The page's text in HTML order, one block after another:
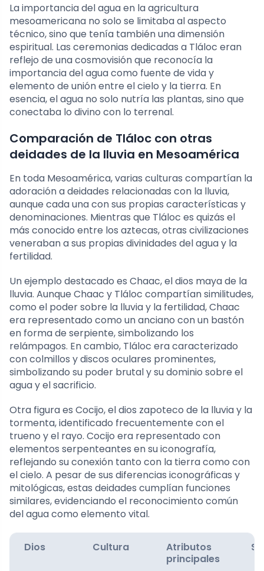
La importancia del agua en la agricultura
mesoamericana no solo se limitaba al aspecto
técnico, sino que tenía también una dimensión
espiritual. Las ceremonias dedicadas a Tláloc eran
reflejo de una cosmovisión que reconocía la
importancia del agua como fuente de vida y
elemento de unión entre el cielo y la tierra. En
esencia, el agua no solo nutría las plantas, sino que
conectaba lo divino con lo terrenal.
Comparación de Tláloc con otras
deidades de la lluvia en Mesoamérica
En toda Mesoamérica, varias culturas compartían la
adoración a deidades relacionadas con la lluvia,
aunque cada una con sus propias características y
denominaciones. Mientras que Tláloc es quizás el
más conocido entre los aztecas, otras civilizaciones
veneraban a sus propias divinidades del agua y la
fertilidad.
Un ejemplo destacado es Chaac, el dios maya de la
lluvia. Aunque Chaac y Tláloc compartían similitudes,
como el poder sobre la lluvia y la fertilidad, Chaac
era representado como un anciano con un bastón
en forma de serpiente, simbolizando los
relámpagos. En cambio, Tláloc era caracterizado
con colmillos y discos oculares prominentes,
simbolizando su poder brutal y su dominio sobre el
agua y el sacrificio.
Otra figura es Cocijo, el dios zapoteco de la lluvia y la
tormenta, identificado frecuentemente con el
trueno y el rayo. Cocijo era representado con
elementos serpenteantes en su iconografía,
reflejando su conexión tanto con la tierra como con
el cielo. A pesar de sus diferencias iconográficas y
mitológicas, estas deidades cumplían funciones
similares, evidenciando el reconocimiento común
del agua como elemento vital.
Dios Cultura
Atributos
principales